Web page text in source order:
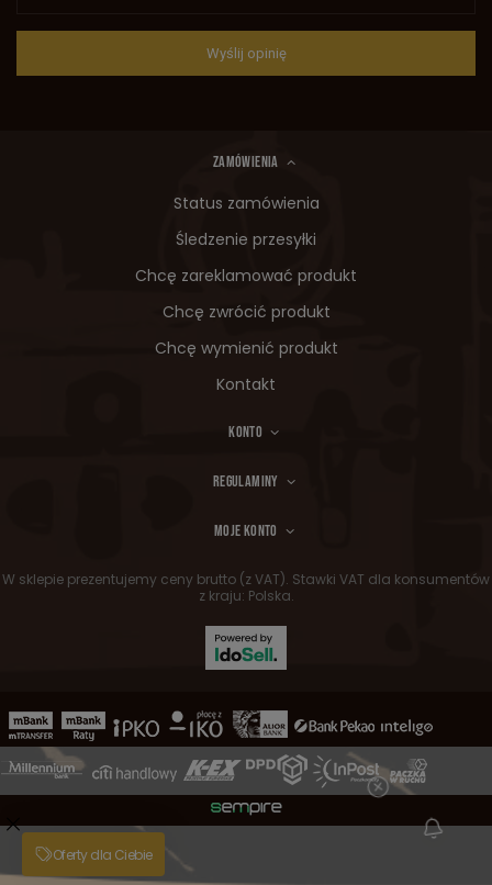
Wyślij opinię
ZAMÓWIENIA
Status zamówienia
Śledzenie przesyłki
Chcę zareklamować produkt
Chcę zwrócić produkt
Chcę wymienić produkt
Kontakt
KONTO
REGULAMINY
MOJE KONTO
W sklepie prezentujemy ceny brutto (z VAT). Stawki VAT dla konsumentów
z kraju: Polska.